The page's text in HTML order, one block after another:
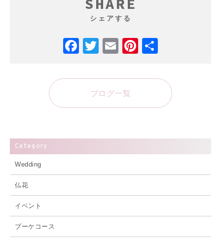
シェアする
Facebook
Twitter
EmailPinterest
ブログ一覧
Category
Wedding
仏花
イベント
ブーケコース